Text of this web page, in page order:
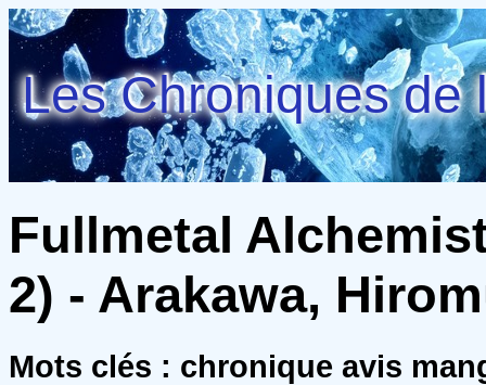
Les Chroniques de
Fullmetal
2) - Arakawa,
Mots clés : chronique avis